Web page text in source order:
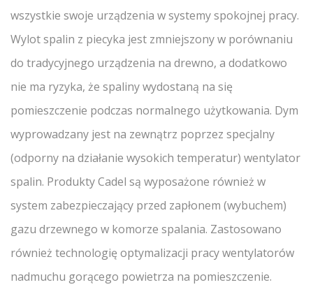
wszystkie swoje urządzenia w systemy spokojnej pracy.
Wylot spalin z piecyka jest zmniejszony w porównaniu
do tradycyjnego urządzenia na drewno, a dodatkowo
nie ma ryzyka, że spaliny wydostaną na się
pomieszczenie podczas normalnego użytkowania. Dym
wyprowadzany jest na zewnątrz poprzez specjalny
(odporny na działanie wysokich temperatur) wentylator
spalin. Produkty Cadel są wyposażone również w
system zabezpieczający przed zapłonem (wybuchem)
gazu drzewnego w komorze spalania. Zastosowano
również technologię optymalizacji pracy wentylatorów
nadmuchu gorącego powietrza na pomieszczenie.